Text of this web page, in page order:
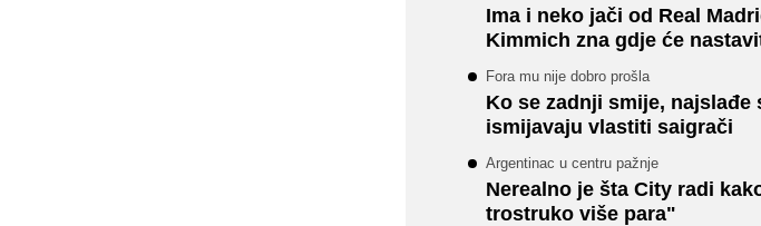
Ima i neko jači od Real
Kimmich zna gdje će
Fora mu nije dobro prošla
Ko se zadnji smije, najslađe
ismijavaju vlastiti saigrači
Argentinac u centru pažnje
Nerealno je šta City radi
trostruko više para"